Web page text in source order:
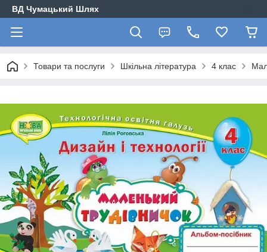
ВД Чумацький Шлях
Товари та послуги Шкільна література 4 клас